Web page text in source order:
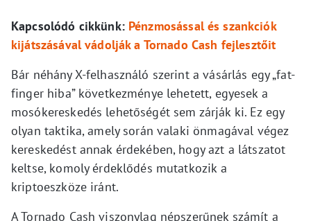
Kapcsolódó cikkünk: Pénzmosással és szankciók
kijátszásával vádolják a Tornado Cash fejlesztőit
Bár néhány X-felhasználó szerint a vásárlás egy „fat-
finger hiba” következménye lehetett, egyesek a
mosókereskedés lehetőségét sem zárják ki. Ez egy
olyan taktika, amely során valaki önmagával végez
kereskedést annak érdekében, hogy azt a látszatot
keltse, komoly érdeklődés mutatkozik a
kriptoeszköze iránt.
A Tornado Cash viszonylag népszerűnek számít a